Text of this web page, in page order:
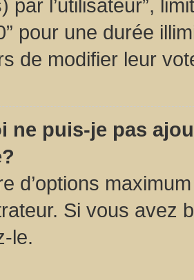
par l’utilisateur”,
pour une durée
de modifier leur
ne puis-je pas
d’options
Si vous avez
le.